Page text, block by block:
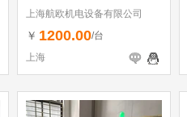
上海航欧机电设备有限公司
￥ 1200.00/台
上海